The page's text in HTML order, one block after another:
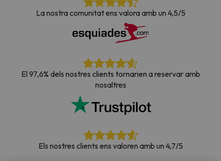
La nostra comunitat ens valora amb un 4,5/5
El 97,6% dels nostres clients tornarien a reservar amb
nosaltres
Els nostres clients ens valoren amb un 4,7/5